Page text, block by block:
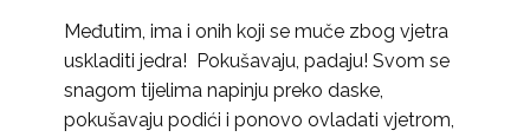
Međutim, ima i onih koji se muče zbog vjetra
uskladiti jedra! Pokušavaju, padaju! Svom se
snagom tijelima napinju preko daske,
pokušavaju podići i ponovo ovladati vjetrom,